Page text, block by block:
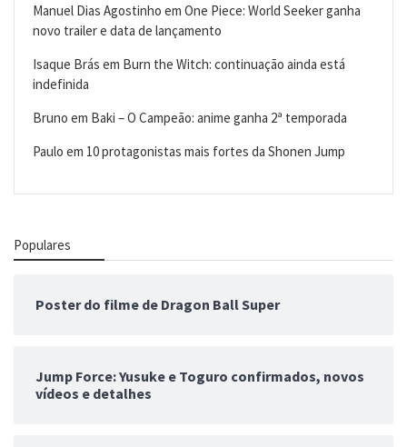
Manuel Dias Agostinho em One Piece: World Seeker ganha
novo trailer e data de lançamento
Isaque Brás em Burn the Witch: continuação ainda está
indefinida
Bruno em Baki – O Campeão: anime ganha 2ª temporada
Paulo em 10 protagonistas mais fortes da Shonen Jump
Populares
Poster do filme de Dragon Ball Super
Jump Force: Yusuke e Toguro confirmados, novos
vídeos e detalhes